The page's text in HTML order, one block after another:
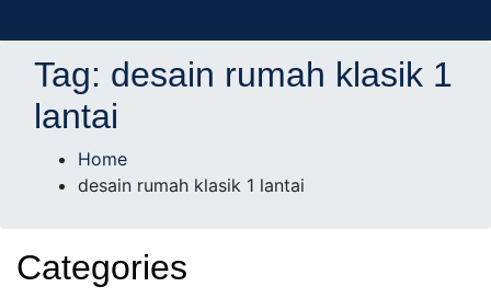
AD Studio – Jasa
Arsitek Profesional
Bersertifikasi
AD Studio – Jasa Arsitek Profesional Bersertifikasi
Tag: desain rumah klasik 1
lantai
Home
desain rumah klasik 1 lantai
Categories